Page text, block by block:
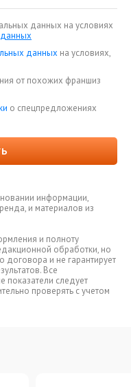
данных на условиях
данных на условиях,
от похожих франшиз
о спецпредложениях
информации,
и материалов из
и полноту
обработки, но
договора и не гарантирует
Все
показатели следует
проверять с учетом